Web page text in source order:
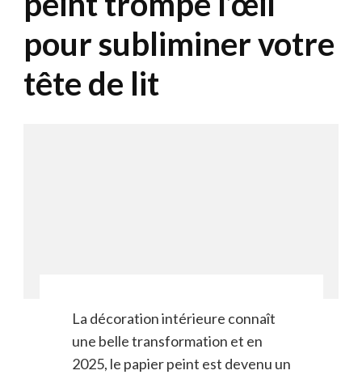
pour subliminer votre
tête de lit
La décoration intérieure connaît
une belle transformation et en
2025, le papier peint est devenu un